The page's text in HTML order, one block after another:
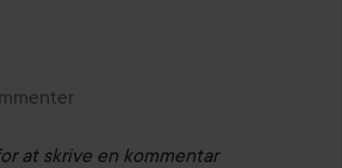
at skrive en kommentar